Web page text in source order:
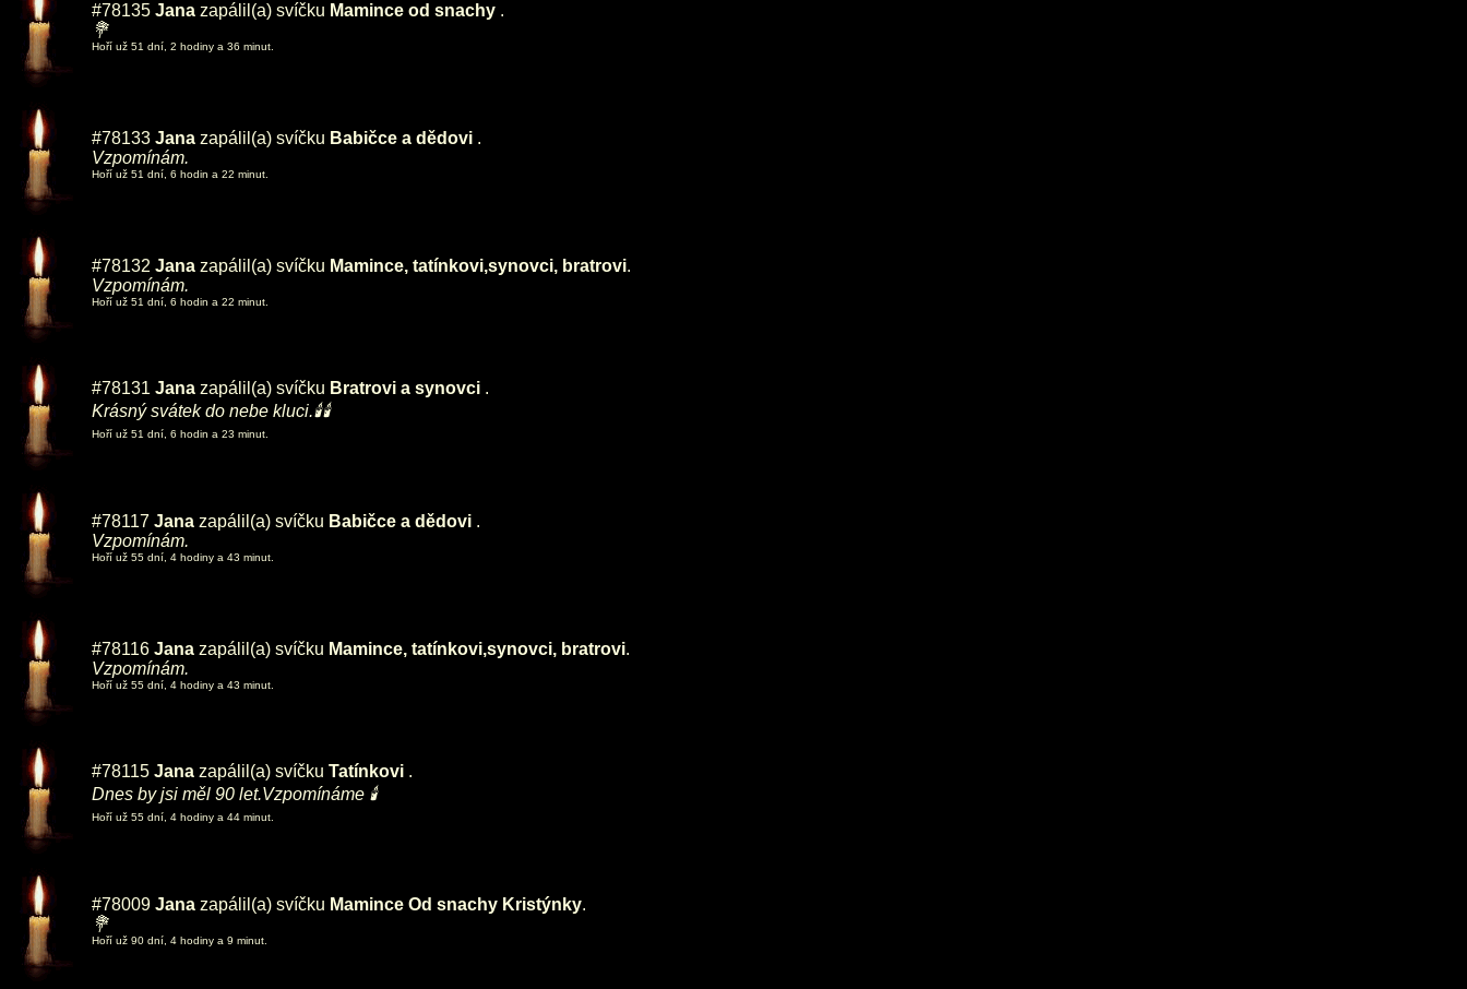
#78135 Jana zapálil(a) svíčku Mamince od snachy .
💐
Hoří už 51 dní, 2 hodiny a 36 minut.
#78133 Jana zapálil(a) svíčku Babičce a dědovi .
Vzpomínám.
Hoří už 51 dní, 6 hodin a 22 minut.
#78132 Jana zapálil(a) svíčku Mamince, tatínkovi,synovci, bratrovi.
Vzpomínám.
Hoří už 51 dní, 6 hodin a 22 minut.
#78131 Jana zapálil(a) svíčku Bratrovi a synovci .
Krásný svátek do nebe kluci.🕯️🕯️
Hoří už 51 dní, 6 hodin a 23 minut.
#78117 Jana zapálil(a) svíčku Babičce a dědovi .
Vzpomínám.
Hoří už 55 dní, 4 hodiny a 43 minut.
#78116 Jana zapálil(a) svíčku Mamince, tatínkovi,synovci, bratrovi.
Vzpomínám.
Hoří už 55 dní, 4 hodiny a 43 minut.
#78115 Jana zapálil(a) svíčku Tatínkovi .
Dnes by jsi měl 90 let.Vzpomínáme 🕯️
Hoří už 55 dní, 4 hodiny a 44 minut.
#78009 Jana zapálil(a) svíčku Mamince Od snachy Kristýnky.
💐
Hoří už 90 dní, 4 hodiny a 9 minut.